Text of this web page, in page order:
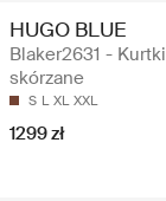
HUGO BLUE
Blaker2631 - Kurtki
skórzane
S L XL XXL
1299 zł